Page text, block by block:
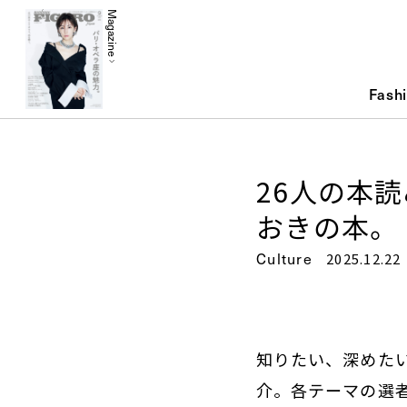
Magazine
26人の本
おきの本。
Culture 2025.12.22
知りたい、深めた
介。各テーマの選